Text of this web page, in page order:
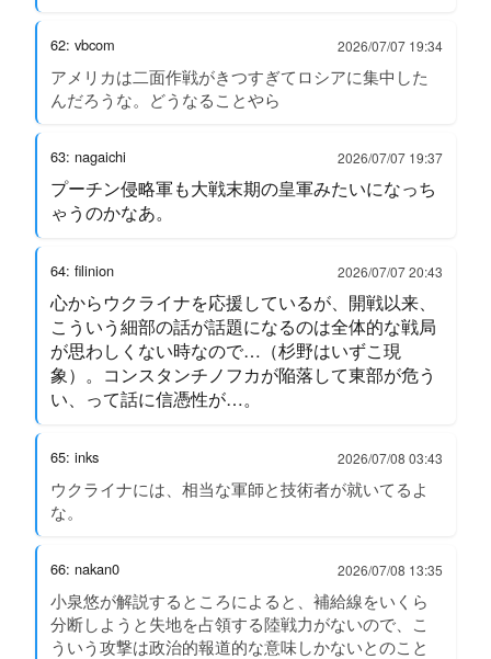
62: vbcom 2026/07/07 19:34
アメリカは二面作戦がきつすぎてロシアに集中した
んだろうな。どうなることやら
63: nagaichi 2026/07/07 19:37
プーチン侵略軍も大戦末期の皇軍みたいになっち
ゃうのかなあ。
64: filinion 2026/07/07 20:43
心からウクライナを応援しているが、開戦以来、
こういう細部の話が話題になるのは全体的な戦局
が思わしくない時なので…（杉野はいずこ現
象）。コンスタンチノフカが陥落して東部が危う
い、って話に信憑性が…。
65: inks 2026/07/08 03:43
ウクライナには、相当な軍師と技術者が就いてるよ
な。
66: nakan0 2026/07/08 13:35
小泉悠が解説するところによると、補給線をいくら
分断しようと失地を占領する陸戦力がないので、こ
ういう攻撃は政治的報道的な意味しかないとのこと